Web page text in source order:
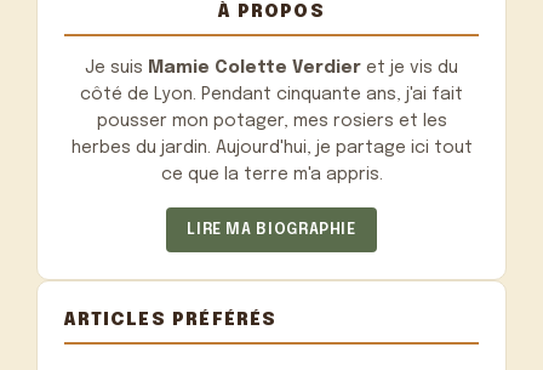
À PROPOS
Je suis Mamie Colette Verdier et je vis du
côté de Lyon. Pendant cinquante ans, j'ai fait
pousser mon potager, mes rosiers et les
herbes du jardin. Aujourd'hui, je partage ici tout
ce que la terre m'a appris.
LIRE MA BIOGRAPHIE
ARTICLES PRÉFÉRÉS